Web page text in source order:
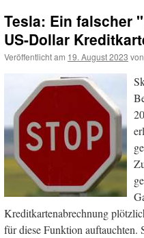
Tesla: Ein falscher
US-Dollar
Veröffentlicht am 19. August 2023 von
Kreditkartenabrechnung
für diese Funktion auftauchten.